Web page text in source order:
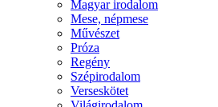
Magyar irodalom
Mese, népmese
Művészet
Próza
Regény
Szépirodalom
Verseskötet